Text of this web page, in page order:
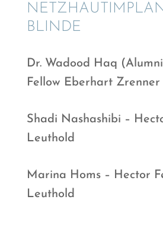
BLINDE
Dr. Wadood Haq
Fellow Eberhart Zrenner
Shadi Nasha­sh­ibi –
Leuthold
Marina Homs – Hector
Leuthold